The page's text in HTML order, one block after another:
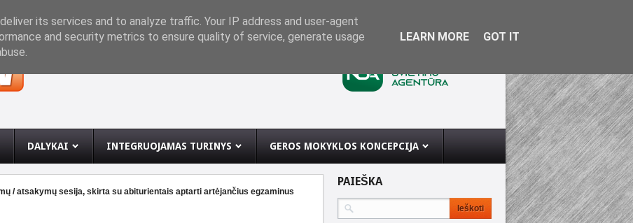
DALYKAI INTEGRUOJAMAS TURINYS GEROS MOKYKLOS KONCEPCIJA
/ atsakymų sesija, skirta su abiturientais aptarti artėjančius egzaminus
PAIEŠKA
its services and to analyze traffic. Your IP address and user-agent
and security metrics to ensure quality of service, generate usage
LEARN MORE GOT IT